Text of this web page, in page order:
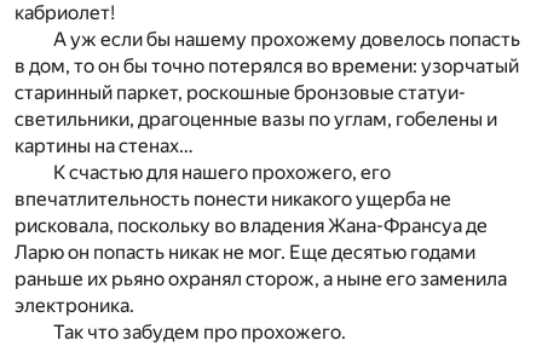
кабриолет!
А уж если бы нашему прохожему довелось попасть
в дом, то он бы точно потерялся во времени: узорчатый
старинный паркет, роскошные бронзовые статуи-
светильники, драгоценные вазы по углам, гобелены и
картины на стенах…
К счастью для нашего прохожего, его
впечатлительность понести никакого ущерба не
рисковала, поскольку во владения Жана-Франсуа де
Ларю он попасть никак не мог. Еще десятью годами
раньше их рьяно охранял сторож, а ныне его заменила
электроника.
Так что забудем про прохожего.